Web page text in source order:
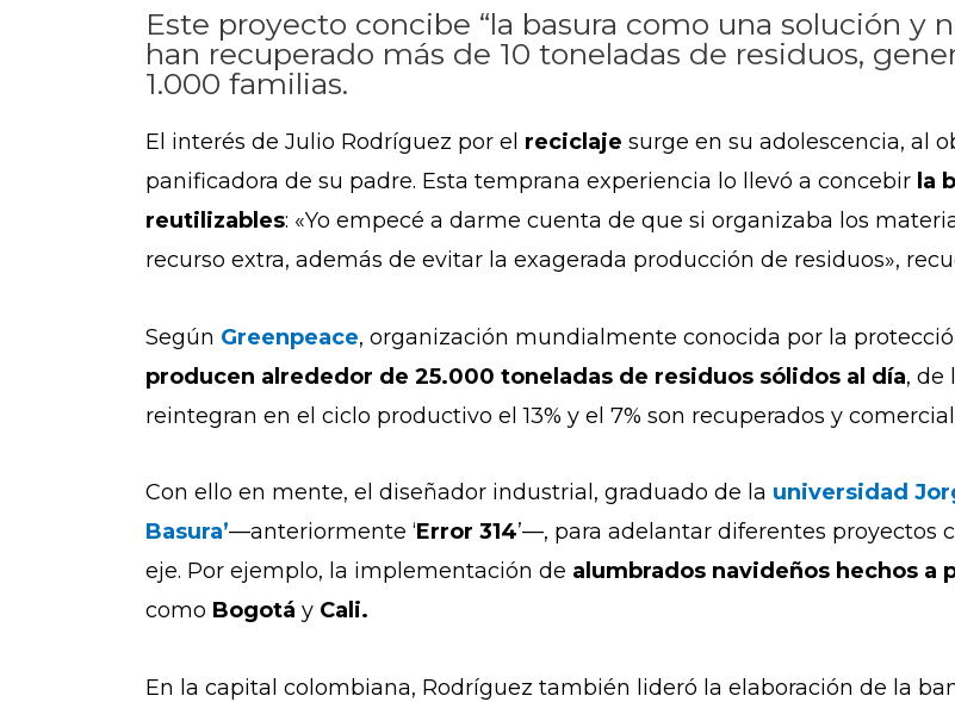
Este proyecto concibe “la basura como una solución y
han recuperado más de 10 toneladas de residuos,
1.000 familias.
El interés de Julio Rodríguez por el reciclaje surge en su adolescencia, al
panificadora de su padre. Esta temprana experiencia lo llevó a concebir la
reutilizables: «Yo empecé a darme cuenta de que si organizaba los
recurso extra, además de evitar la exagerada producción de residuos»,
Según Greenpeace, organización mundialmente conocida por la
producen alrededor de 25.000 toneladas de residuos sólidos al día, de
reintegran en el ciclo productivo el 13% y el 7% son recuperados y
Con ello en mente, el diseñador industrial, graduado de la universidad
Basura’—anteriormente ‘Error 314’—, para adelantar diferentes proyectos
eje. Por ejemplo, la implementación de alumbrados navideños hechos
como Bogotá y Cali.
En la capital colombiana, Rodríguez también lideró la elaboración de la